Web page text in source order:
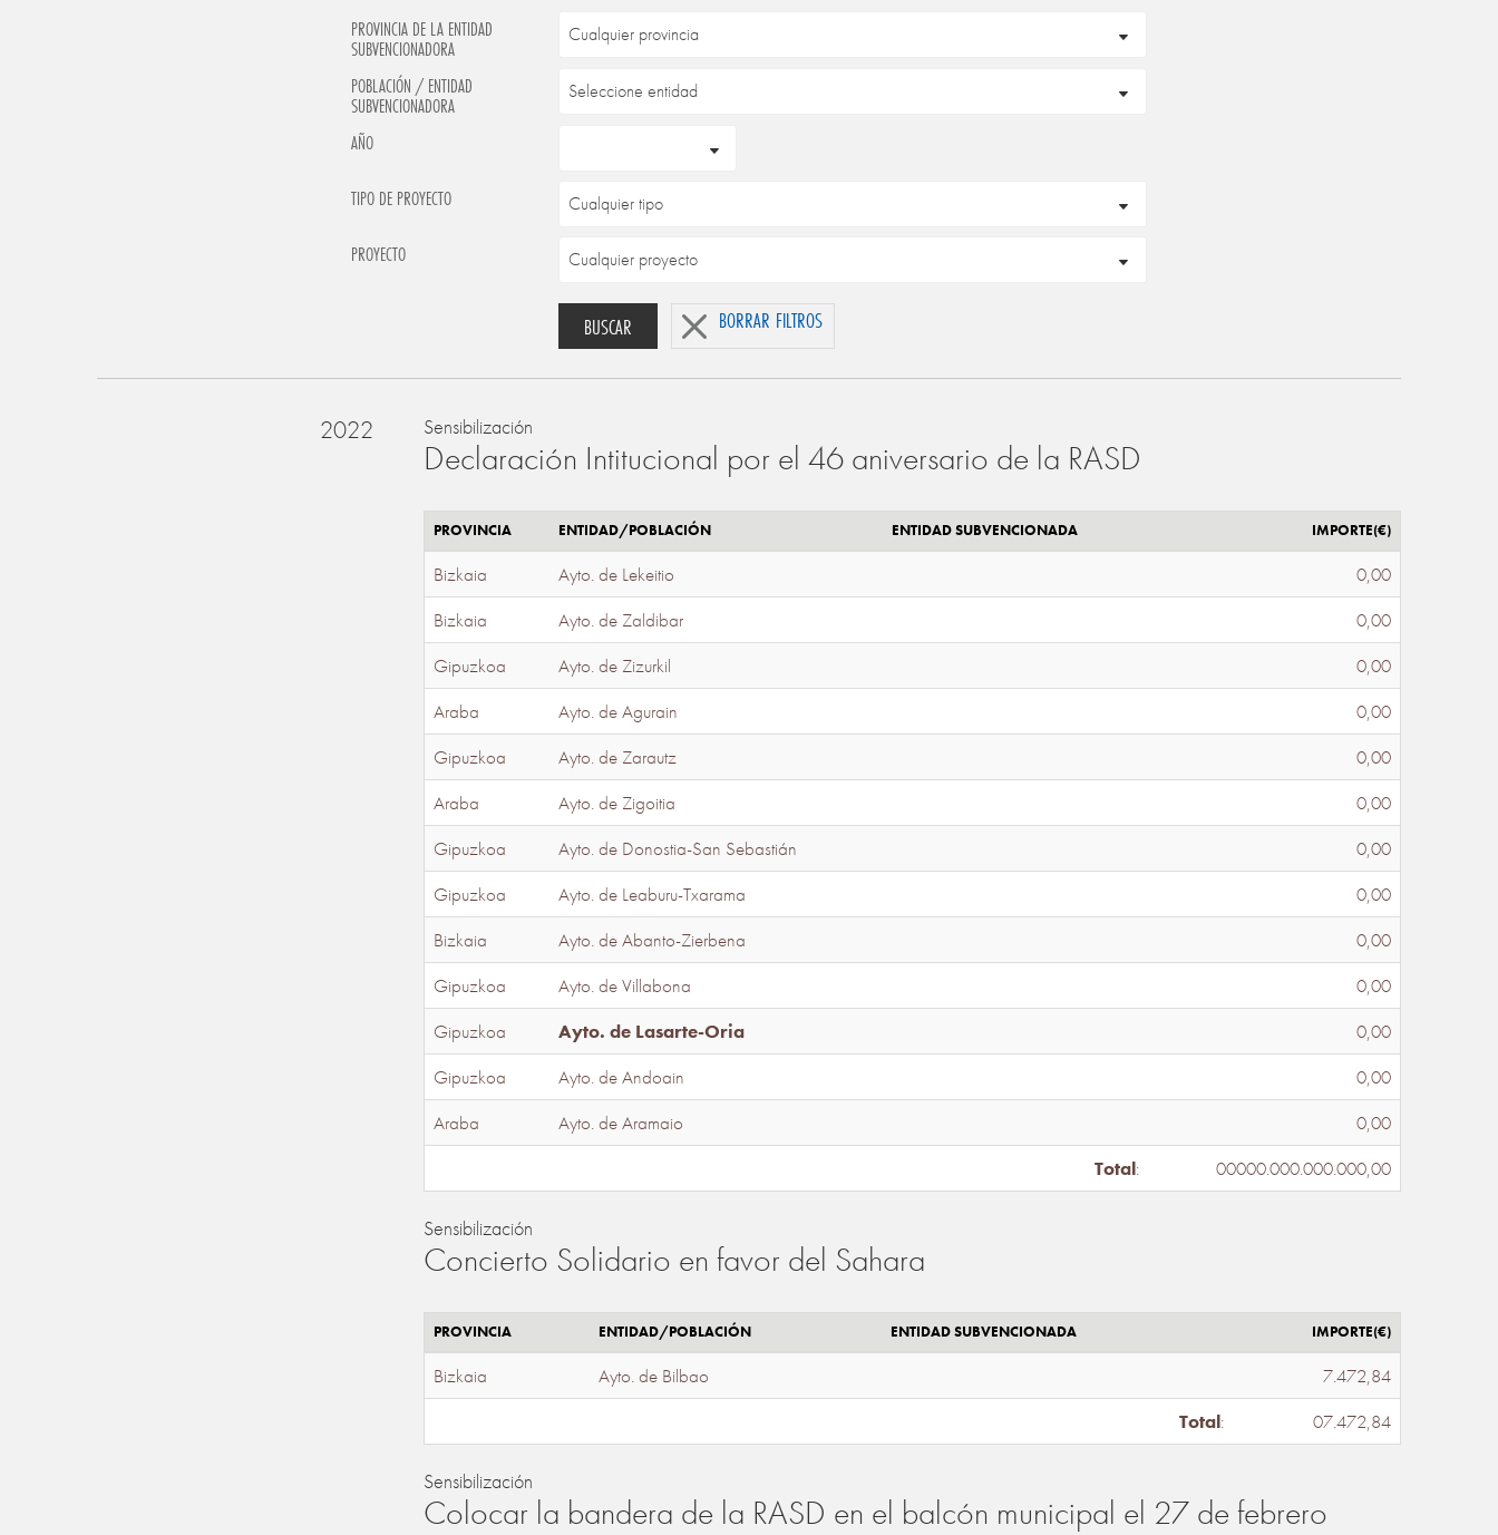
PROVINCIA DE LA ENTIDAD
SUBVENCIONADORA
POBLACIÓN / ENTIDAD
SUBVENCIONADORA
AÑO
TIPO DE PROYECTO
PROYECTO
BUSCAR BORRAR FILTROS
2022 Sensibilización
Declaración Intitucional por el 46 aniversario de la RASD
PROVINCIA ENTIDAD/POBLACIÓN ENTIDAD SUBVENCIONADA IMPORTE(€)
Bizkaia Ayto. de Lekeitio
0,00
Bizkaia
Ayto. de Zaldibar
0,00
Gipuzkoa
Ayto. de Zizurkil
0,00
Araba
Ayto. de Agurain
0,00
Gipuzkoa
Ayto. de Zarautz
0,00
Araba
Ayto. de Zigoitia
0,00
Gipuzkoa
Ayto. de Donostia-San Sebastián
0,00
Gipuzkoa
Ayto. de Leaburu-Txarama
0,00
Bizkaia
Ayto. de Abanto-Zierbena
0,00
Gipuzkoa
Ayto. de Villabona
0,00
Gipuzkoa
Ayto. de Lasarte-Oria
0,00
Gipuzkoa
Ayto. de Andoain
0,00
Araba
Ayto. de Aramaio
0,00
Total: 00000.000.000.000,00
Sensibilización
Concierto Solidario en favor del Sahara
PROVINCIA ENTIDAD/POBLACIÓN ENTIDAD SUBVENCIONADA IMPORTE(€)
Bizkaia Ayto. de Bilbao
7.472,84
Total: 07.472,84
Sensibilización
Colocar la bandera de la RASD en el balcón municipal el 27 de febrero